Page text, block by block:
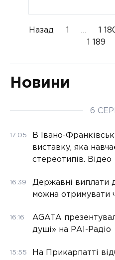
Пагінація
Назад … 1
1 189
Новини
6
17:05
В Івано-
виставку, яка
стереотипів. Відео
16:39
Державні виплати
можна отримувати
16:16
AGATA
душі» на РАІ-Радіо
15:55
На Прикарпатті